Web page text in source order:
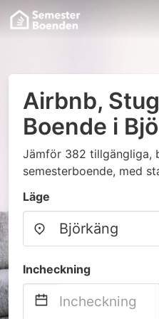
Airbnb,
Boende i
Jämför 382 tillgängliga,
semesterboende, med
Läge
Incheckning